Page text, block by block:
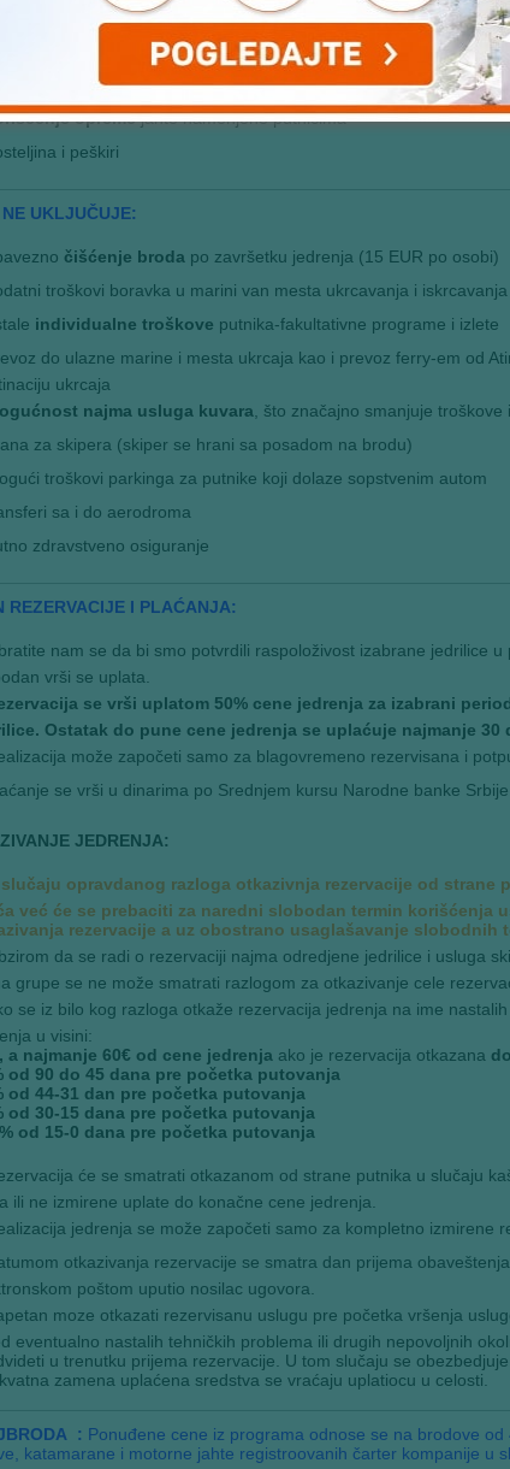
utrošen
dizel i tehničku vodu
u marini u kojoj se ukrcavate i iskrcavate
marine i ostale admistrativne troškove
opremejahte namenjene putnicima
i peškiri
NE UKLJUČUJE:
čišćenje broda po završetku jedrenja (15 EUR po osobi)
troškovi boravka u marini van mesta ukrcavanja i
individualne troškove putnika-fakultativne programe i izlete
do ulazne marine i mesta ukrcaja kao i prevoz ferry-em od
ukrcaja
najma usluga kuvara , što značajno smanjuje
za skipera (skiper se hrani sa posadom na brodu)
troškovi parkinga za putnike koji dolaze sopstvenim autom
sa i do aerodroma
zdravstveno osiguranje
REZERVACIJE I PLAĆANJA:
nam se da bi smo potvrdili raspoloživost izabrane jedrilice
vrši se uplata.
se vrši uplatom 50% cene jedrenja za izabrani
Ostatak do pune cene jedrenja se uplaćuje najmanje 30
može započeti samo za blagovremeno rezervisana i
se vrši u dinarima po Srednjem kursu Narodne banke
JEDRENJA:
slučaju opravdanog razloga otkazivnja rezervacije od
već će se prebaciti za naredni slobodan termin korišćenja
rezervacije a uz obostrano usaglašavanje slobodnih
da se radi o rezervaciji najma odredjene jedrilice i usluga
grupe se ne može smatrati razlogom za otkazivanje cele
se iz bilo kog razloga otkaže rezervacija jedrenja na ime
u visini:
a najmanje 60€ od cene jedrenja ako je rezervacija otkazana
od 90 do 45 dana pre početka putovanja
od 44-31 dan pre početka putovanja
od 30-15 dana pre početka putovanja
od 15-0 dana pre početka putovanja
će se smatrati otkazanom od strane putnika u slučaju
ili ne izmirene uplate do konačne cene jedrenja.
jedrenja se može započeti samo za kompletno izmirene
otkazivanja rezervacije se smatra dan prijema
poštom uputio nosilac ugovora.
moze otkazati rezervisanu uslugu pre početka vršenja
eventualno nastalih tehničkih problema ili drugih nepovoljnih
u trenutku prijema rezervacije. U tom slučaju se
zamena uplaćena sredstva se vraćaju uplatiocu u celosti.
: Ponuđene cene iz programa odnose se na brodove
katamarane i motorne jahte registroovanih čarter kompanije u